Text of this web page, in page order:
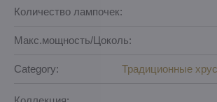
Количество лампочек:
Макс.мощность/Цоколь:
Category: Традиционные